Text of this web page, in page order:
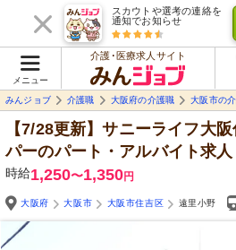
スカウトや選考の連絡を
通知でお知らせ
メニュー
介護･医療求人サイト
みんジョブ
介護職 大阪府の介護職 大阪市の
【7/28更新】サニーライフ大
パーのパート・アルバイト求人
時給1,250〜1,350円
大阪府
大阪市 大阪市住吉区 遠里小野